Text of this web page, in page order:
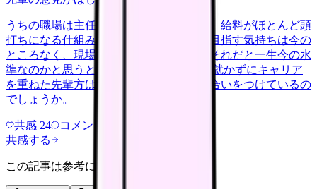
うちの職場は主任や師長にならない限り、給料がほとんど頭
打ちになる仕組みのようです。管理職を目指す気持ちは今の
ところなく、現場を続けたいのですが、それだと一生今の水
準なのかと思うと気が重いです。 役職に就かずにキャリア
を重ねた先輩方は、待遇の面でどう折り合いをつけているの
でしょうか。
共感 24 コメント
共感する
この記事は参考になりましたか？